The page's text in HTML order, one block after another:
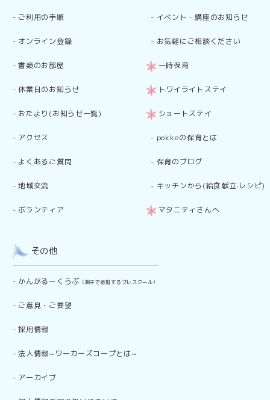
- ご利用の手順
- オンライン登録
-書類のお部屋
-休業日のお知らせ
- おたより(お知らせ一覧)
- アクセス
- よくあるご質問
-地域交流
- ボランティア
- イベント・講座のお知らせ
- お気軽にご相談ください
一時保育
トワイライトステイ
ショートステイ
- pokkeの保育とは
- 保育のブログ
- キッチンから(給食献立·レシピ)
マタニティさんへ
その他
- かんがるーくらぶ （親子で参加するプレスクール）
- ご意見・ご要望
-採用情報
-法人情報~ワーカーズコープとは~
- アーカイブ